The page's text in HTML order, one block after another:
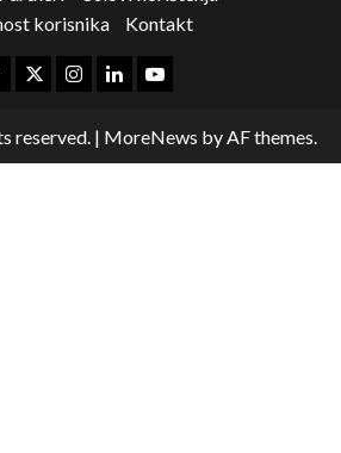
korisnika
Kontakt
reserved. | MoreNews by AF themes.